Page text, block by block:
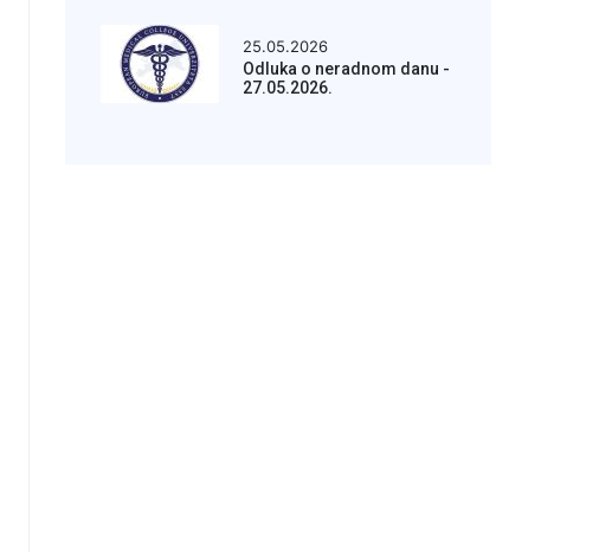
25.05.2026
Odluka o neradnom danu -
27.05.2026.